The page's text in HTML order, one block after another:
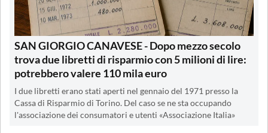
SAN GIORGIO CANAVESE - Dopo mezzo secolo
trova due libretti di risparmio con 5 milioni di lire:
potrebbero valere 110 mila euro
I due libretti erano stati aperti nel gennaio del 1971 presso la
Cassa di Risparmio di Torino. Del caso se ne sta occupando
l'associazione dei consumatori e utenti «Associazione Italia»